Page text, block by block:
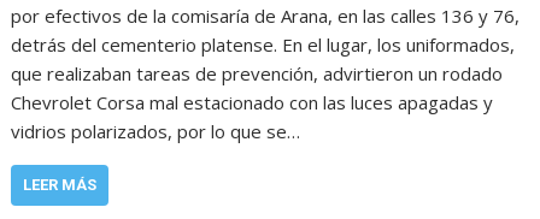
por efectivos de la comisaría de Arana, en las calles 136 y 76,
detrás del cementerio platense. En el lugar, los uniformados,
que realizaban tareas de prevención, advirtieron un rodado
Chevrolet Corsa mal estacionado con las luces apagadas y
vidrios polarizados, por lo que se…
LEER MÁS